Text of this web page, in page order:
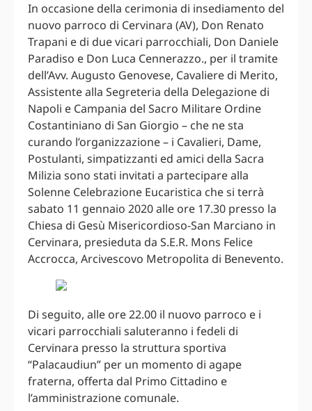
In occasione della cerimonia di insediamento del
nuovo parroco di Cervinara (AV), Don Renato
Trapani e di due vicari parrocchiali, Don Daniele
Paradiso e Don Luca Cennerazzo., per il tramite
dell’Avv. Augusto Genovese, Cavaliere di Merito,
Assistente alla Segreteria della Delegazione di
Napoli e Campania del Sacro Militare Ordine
Costantiniano di San Giorgio – che ne sta
curando l’organizzazione – i Cavalieri, Dame,
Postulanti, simpatizzanti ed amici della Sacra
Milizia sono stati invitati a partecipare alla
Solenne Celebrazione Eucaristica che si terrà
sabato 11 gennaio 2020 alle ore 17.30 presso la
Chiesa di Gesù Misericordioso-San Marciano in
Cervinara, presieduta da S.E.R. Mons Felice
Accrocca, Arcivescovo Metropolita di Benevento.
Di seguito, alle ore 22.00 il nuovo parroco e i
vicari parrocchiali saluteranno i fedeli di
Cervinara presso la struttura sportiva
“Palacaudiun” per un momento di agape
fraterna, offerta dal Primo Cittadino e
l’amministrazione comunale.